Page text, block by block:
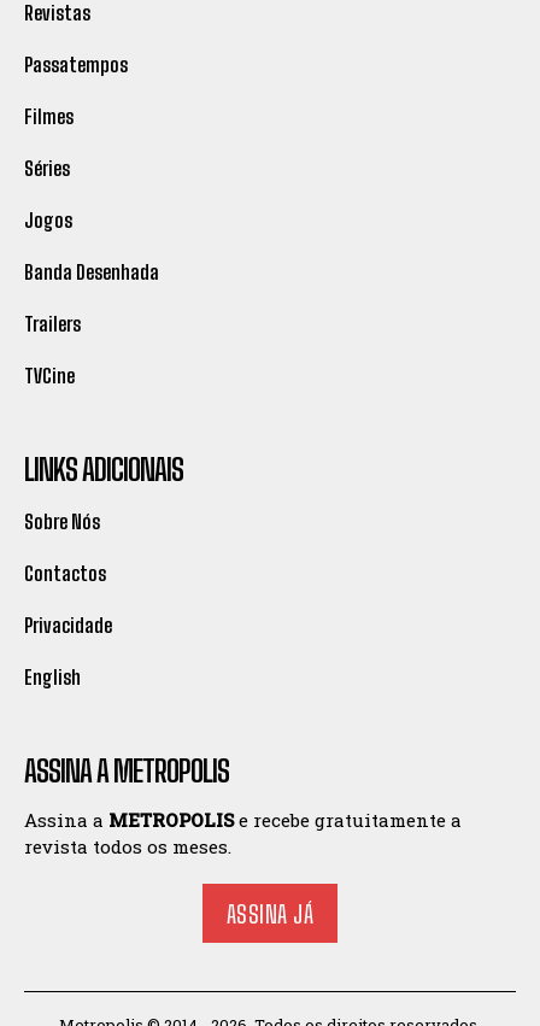
Revistas
Passatempos
Filmes
Séries
Jogos
Banda Desenhada
Trailers
TVCine
LINKS ADICIONAIS
Sobre Nós
Contactos
Privacidade
English
ASSINA A METROPOLIS
Assina a METROPOLISe recebe gratuitamente a
revista todos os meses.
ASSINA JÁ